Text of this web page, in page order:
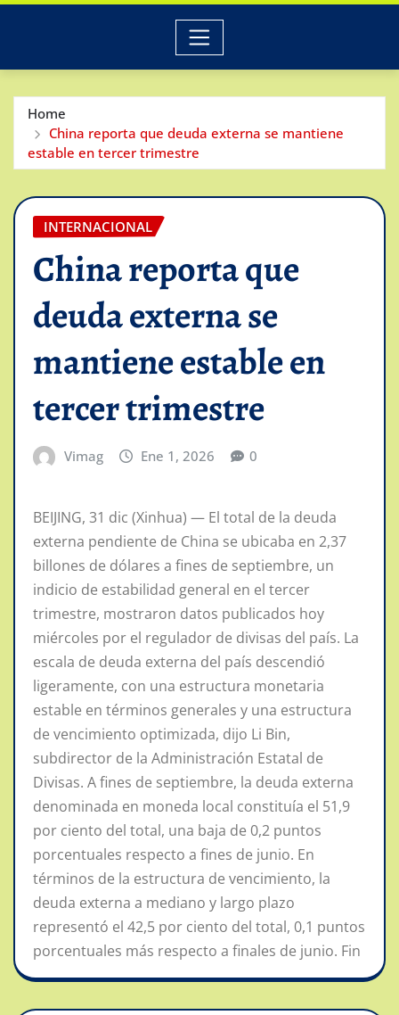
Home
China reporta que deuda externa se mantiene
estable en tercer trimestre
INTERNACIONAL
China reporta que
deuda externa se
mantiene estable en
tercer trimestre
Vimag Ene 1, 2026 0
BEIJING, 31 dic (Xinhua) — El total de la deuda
externa pendiente de China se ubicaba en 2,37
billones de dólares a fines de septiembre, un
indicio de estabilidad general en el tercer
trimestre, mostraron datos publicados hoy
miércoles por el regulador de divisas del país. La
escala de deuda externa del país descendió
ligeramente, con una estructura monetaria
estable en términos generales y una estructura
de vencimiento optimizada, dijo Li Bin,
subdirector de la Administración Estatal de
Divisas. A fines de septiembre, la deuda externa
denominada en moneda local constituía el 51,9
por ciento del total, una baja de 0,2 puntos
porcentuales respecto a fines de junio. En
términos de la estructura de vencimiento, la
deuda externa a mediano y largo plazo
representó el 42,5 por ciento del total, 0,1 puntos
porcentuales más respecto a finales de junio. Fin